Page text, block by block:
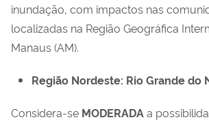
inundação, com impactos nas
localizadas na Região Geográfica
Manaus (AM).
Região Nordeste: Rio Grande do
Considera-se MODERADAa